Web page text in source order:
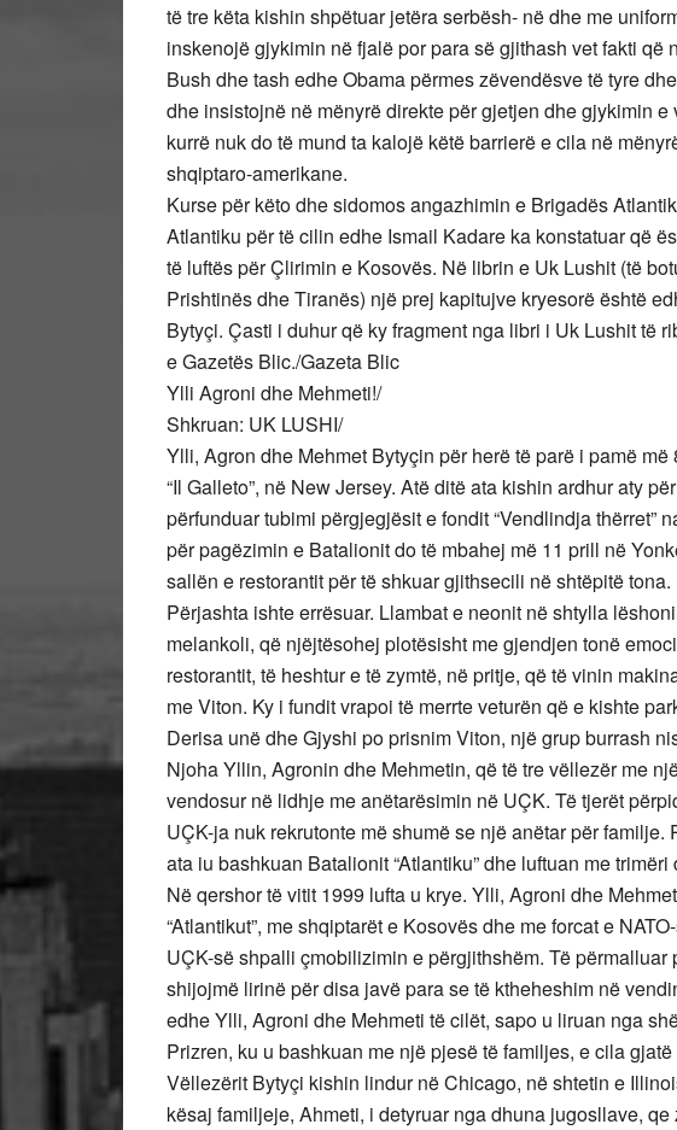
të tre këta kishin shpëtuar jetëra serbësh- në dhe me
inskenojë gjykimin në fjalë por para së gjithash vet fakti që
Bush dhe tash edhe Obama përmes zëvendësve të tyre
dhe insistojnë në mënyrë direkte për gjetjen dhe gjykimin
kurrë nuk do të mund ta kalojë këtë barrierë e cila në
shqiptaro-amerikane.
Kurse për këto dhe sidomos angazhimin e Brigadës
Atlantiku për të cilin edhe Ismail Kadare ka konstatuar që
të luftës për Çlirimin e Kosovës. Në librin e Uk Lushit (të
Prishtinës dhe Tiranës) një prej kapitujve kryesorë është
Bytyçi. Çasti i duhur që ky fragment nga libri i Uk Lushit të
e Gazetës Blic./Gazeta Blic
Ylli Agroni dhe Mehmeti!/
Shkruan: UK LUSHI/
Ylli, Agron dhe Mehmet Bytyçin për herë të parë i pamë
“Il Galleto”, në New Jersey. Atë ditë ata kishin ardhur aty
përfunduar tubimi përgjegjësit e fondit “Vendlindja thërret”
për pagëzimin e Batalionit do të mbahej më 11 prill në
sallën e restorantit për të shkuar gjithsecili në shtëpitë tona.
Përjashta ishte errësuar. Llambat e neonit në shtylla
melankoli, që njëjtësohej plotësisht me gjendjen tonë
restorantit, të heshtur e të zymtë, në pritje, që të vinin
me Viton. Ky i fundit vrapoi të merrte veturën që e kishte
Derisa unë dhe Gjyshi po prisnim Viton, një grup burrash
Njoha Yllin, Agronin dhe Mehmetin, që të tre vëllezër me
vendosur në lidhje me anëtarësimin në UÇK. Të tjerët
UÇK-ja nuk rekrutonte më shumë se një anëtar për
ata iu bashkuan Batalionit “Atlantiku” dhe luftuan me
Në qershor të vitit 1999 lufta u krye. Ylli, Agroni dhe
“Atlantikut”, me shqiptarët e Kosovës dhe me forcat e
UÇK-së shpalli çmobilizimin e përgjithshëm. Të përmalluar
shijojmë lirinë për disa javë para se të ktheheshim në
edhe Ylli, Agroni dhe Mehmeti të cilët, sapo u liruan nga
Prizren, ku u bashkuan me një pjesë të familjes, e cila
Vëllezërit Bytyçi kishin lindur në Chicago, në shtetin e
kësaj familjeje, Ahmeti, i detyruar nga dhuna jugosllave,